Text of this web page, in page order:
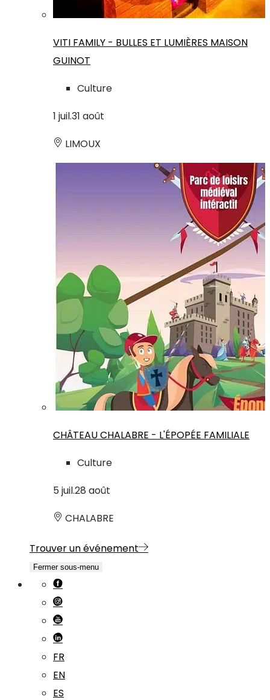
VITI FAMILY - BULLES ET LUMIÈRES MAISON
GUINOT
Culture
1 juil.31 août
LIMOUX
CHÂTEAU CHALABRE - L'ÉPOPÉE FAMILIALE
Culture
5 juil.28 août
CHALABRE
Trouver un événement
Fermer sous-menu
FR
EN
ES